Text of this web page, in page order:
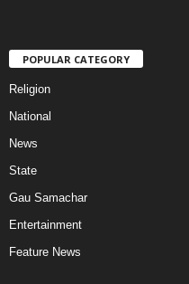
POPULAR CATEGORY
Religion
National
News
State
Gau Samachar
Entertainment
Feature News